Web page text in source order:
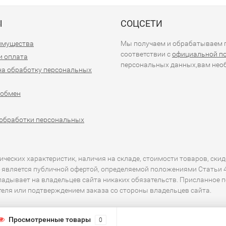
оплата
обработку персональных
персональных
СОЦСЕТИ
Мы получаем и обрабатываем
соответствии софициальной
персональных данных,вам
характеристик, наличия на складе, стоимости товаров,
публичной офертой, определяемой положениями
на владельцев сайта никаких обязательств.
или подтверждением заказа со стороны владельцев сайта.
Просмотренные товары 0